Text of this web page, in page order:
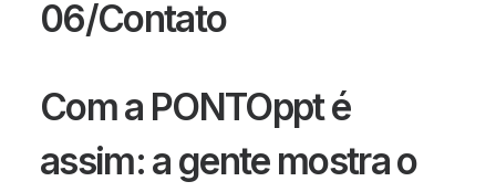
06/Contato
Com a PONTOppt é
assim: a gente mostra o